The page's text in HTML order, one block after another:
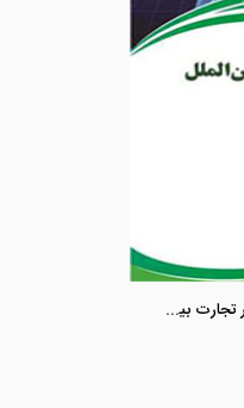
ساز و کارهای حقوقی کاهش ریسک در تجارت بین الملل